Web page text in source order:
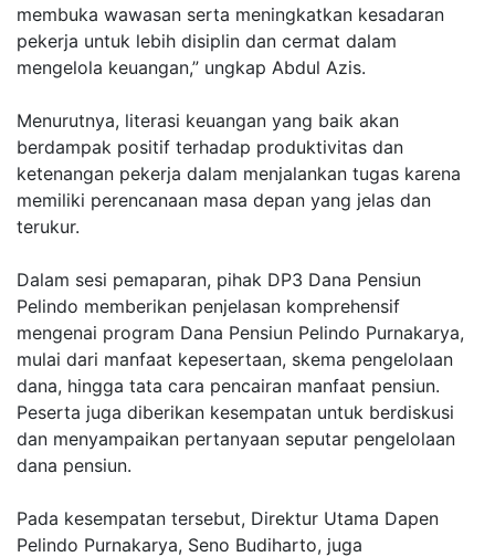
membuka wawasan serta meningkatkan kesadaran
pekerja untuk lebih disiplin dan cermat dalam
mengelola keuangan,” ungkap Abdul Azis.
Menurutnya, literasi keuangan yang baik akan
berdampak positif terhadap produktivitas dan
ketenangan pekerja dalam menjalankan tugas karena
memiliki perencanaan masa depan yang jelas dan
terukur.
Dalam sesi pemaparan, pihak DP3 Dana Pensiun
Pelindo memberikan penjelasan komprehensif
mengenai program Dana Pensiun Pelindo Purnakarya,
mulai dari manfaat kepesertaan, skema pengelolaan
dana, hingga tata cara pencairan manfaat pensiun.
Peserta juga diberikan kesempatan untuk berdiskusi
dan menyampaikan pertanyaan seputar pengelolaan
dana pensiun.
Pada kesempatan tersebut, Direktur Utama Dapen
Pelindo Purnakarya, Seno Budiharto, juga